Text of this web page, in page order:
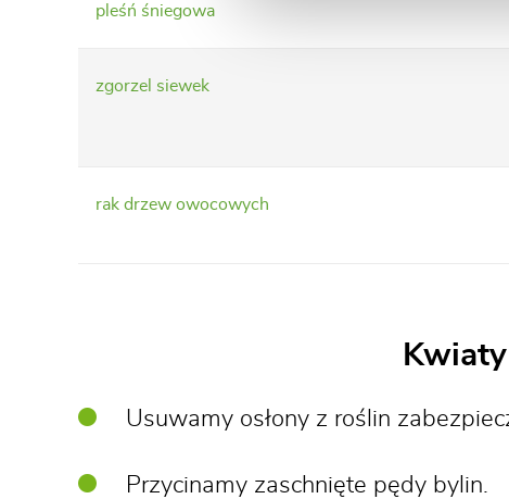
pleśń śniegowa
zgorzel siewek
rak drzew owocowych
Usuwamy osłony z roślin
Przycinamy zaschnięte pędy bylin.